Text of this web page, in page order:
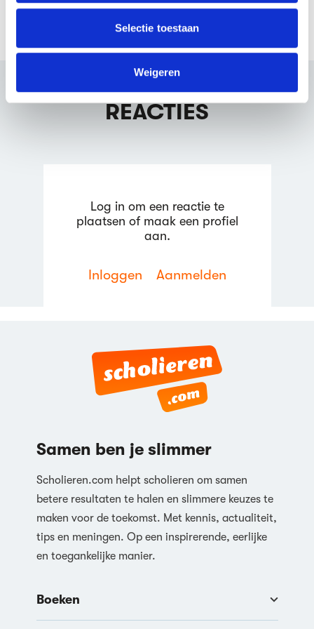
informatie die je aan ze hebt verstrekt of die ze hebben
verzameld op basis van jouw gebruik van hun services.
We werken samen met64 derdendie uw gegevens
kunnen ontvangen en verwerken.
Selectie toestaan
Weigeren
Marcel Eggen
REACTIES
Log in om een reactie te
plaatsen of maak een profiel
aan.
Inloggen Aanmelden
Samen ben je slimmer
Scholieren.com helpt scholieren om samen
betere resultaten te halen en slimmere keuzes te
maken voor de toekomst. Met kennis, actualiteit,
tips en meningen. Op een inspirerende, eerlijke
en toegankelijke manier.
Boeken